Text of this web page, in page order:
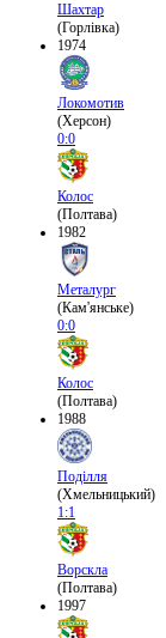
Шахтар
(Горлівка)
1974
Локомотив
(Херсон)
0:0
Колос
(Полтава)
1982
Металург
(Кам'янське)
0:0
Колос
(Полтава)
1988
Поділля
(Хмельницький)
1:1
Ворскла
(Полтава)
1997